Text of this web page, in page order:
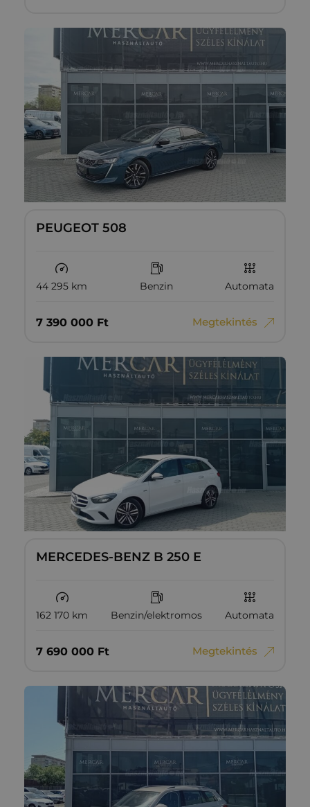
PEUGEOT 508
44 295 km Benzin Automata
7‏‏‎ ‎390‏‏‎ ‎000 Ft Megtekintés
MERCEDES-BENZ B 250 E
162 170 km Benzin/elektromos Automata
7‏‏‎ ‎690‏‏‎ ‎000 Ft Megtekintés